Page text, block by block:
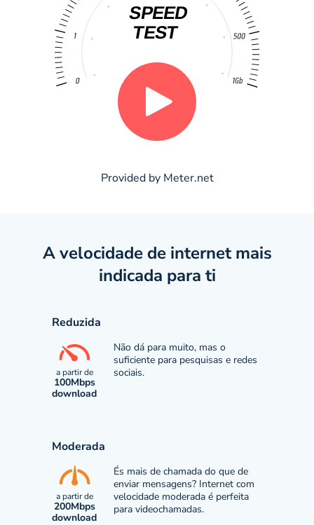
Provided by Meter.net
A velocidade de internet mais
indicada para ti
Reduzida
a partir de
100Mbps
download
Não dá para muito, mas o
suficiente para pesquisas e redes
sociais.
Moderada
a partir de
200Mbps
download
És mais de chamada do que de
enviar mensagens? Internet com
velocidade moderada é perfeita
para videochamadas.